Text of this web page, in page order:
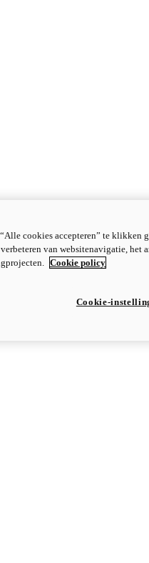
cookies accepteren” te klikken
van websitenavigatie, het
Cookie policy
Cookie-